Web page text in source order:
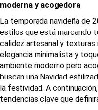
moderna y acogedora
La temporada navideña de
estilos que está marcando
calidez artesanal y texturas
elegancia minimalista y
ambiente moderno pero
buscan una Navidad
la festividad. A
tendencias clave que